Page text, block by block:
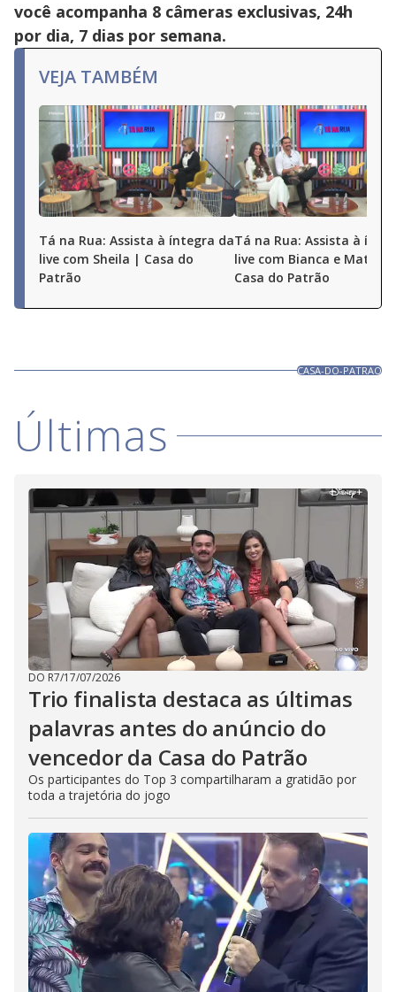
você acompanha 8 câmeras exclusivas, 24h
por dia, 7 dias por semana.
VEJA TAMBÉM
Tá na Rua: Assista à íntegra da
live com Sheila | Casa do
Patrão
Tá na Rua: Assista à
live com Bianca e
Casa do Patrão
CASA-DO-PATRAO
Últimas
DO R7/17/07/2026
Trio finalista destaca as últimas
palavras antes do anúncio do
vencedor da Casa do Patrão
Os participantes do Top 3 compartilharam a gratidão por
toda a trajetória do jogo